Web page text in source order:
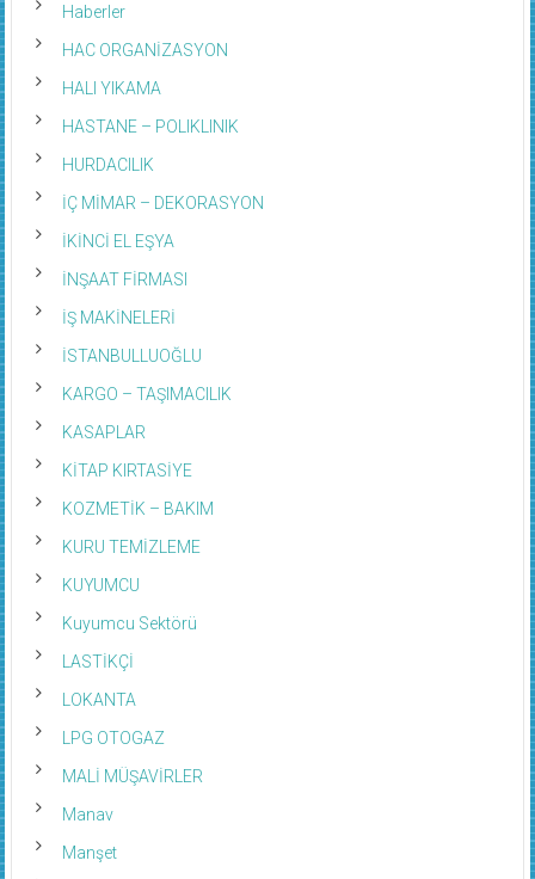
Haberler
HAC ORGANİZASYON
HALI YIKAMA
HASTANE – POLIKLINIK
HURDACILIK
İÇ MİMAR – DEKORASYON
İKİNCİ EL EŞYA
İNŞAAT FİRMASI
İŞ MAKİNELERİ
İSTANBULLUOĞLU
KARGO – TAŞIMACILIK
KASAPLAR
KİTAP KIRTASİYE
KOZMETİK – BAKIM
KURU TEMİZLEME
KUYUMCU
Kuyumcu Sektörü
LASTİKÇİ
LOKANTA
LPG OTOGAZ
MALİ MÜŞAVİRLER
Manav
Manşet